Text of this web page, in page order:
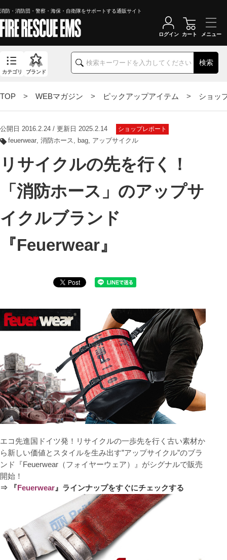
消防・消防団・警察・海保・自衛隊をサポートする通販サイト
検索
カテゴリ ブランド
ログイン カート
TOP > WEBマガジン > ピックアップアイテム > ショッ
公開日 2016.2.24 / 更新日 2025.2.14 ショップレポート
feuerwear 消防ホース bag アップサイクル
リサイクルの先を行く！
「消防ホース」のアップサ
イクルブランド
『Feuerwear』
エコ先進国ドイツ発！リサイクルの一歩先を行く古い素材か
ら新しい価値とスタイルを生み出す”アップサイクル”のブラ
ンド『Feuerwear（フォイヤーウェア）』がシグナルで販売
開始！
⇒ 『 Feuerwear 』ラインナップをすぐにチェックする